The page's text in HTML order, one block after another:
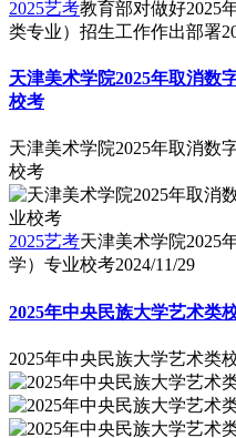
2025艺考教育部对做好2025
类专业）招生工作作出部署
天津美术学院2025年取消数
校考
天津美术学院2025年取消数
校考
2025艺考天津美术学院2025
学）专业校考2024/11/29
2025年中央民族大学艺术类
2025年中央民族大学艺术类